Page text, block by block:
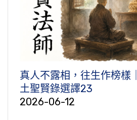
真人不露相，往生作榜樣
土聖賢錄選譯23
2026-06-12